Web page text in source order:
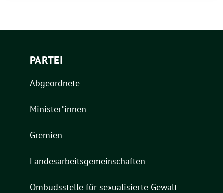
PARTEI
Abgeordnete
Minister*innen
Gremien
Landesarbeitsgemeinschaften
Ombudsstelle für sexualisierte Gewalt